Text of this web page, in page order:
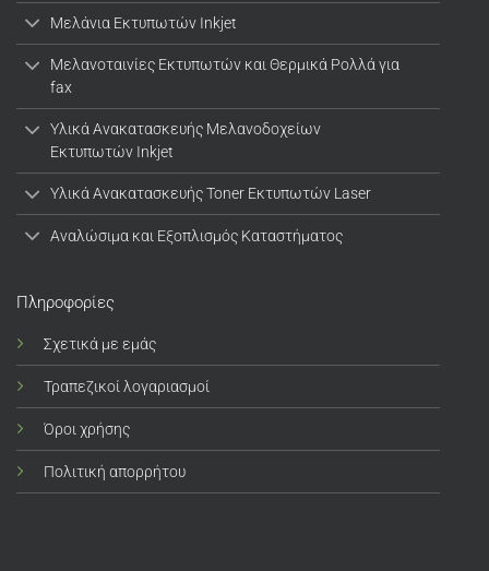
Μελάνια Εκτυπωτών Inkjet
Μελανοταινίες Εκτυπωτών και Θερμικά Ρολλά για
fax
Υλικά Ανακατασκευής Μελανοδοχείων
Εκτυπωτών Inkjet
Υλικά Ανακατασκευής Toner Εκτυπωτών Laser
Αναλώσιμα και Εξοπλισμός Καταστήματος
Πληροφορίες
Σχετικά με εμάς
Τραπεζικοί λογαριασμοί
Όροι χρήσης
Πολιτική απορρήτου